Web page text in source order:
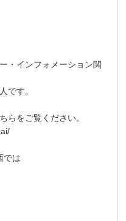
・インフォメーション関
です。
らをご覧ください。
では